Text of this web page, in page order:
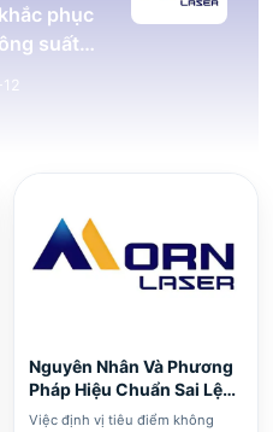
phục
suất
Nguyên Nhân Và Phương
Pháp Hiệu Chuẩn Sai Lệch
Vị ···
Việc định vị tiêu điểm không